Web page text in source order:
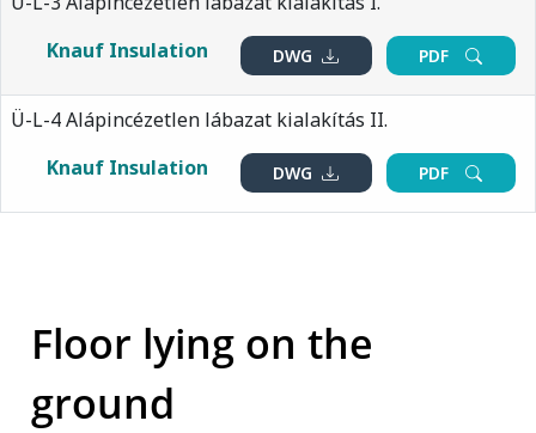
Knauf Insulation
DWG PDF
Ü-L-4 Alápincézetlen lábazat kialakítás II.
Knauf Insulation
DWG PDF
Floor lying on the
ground